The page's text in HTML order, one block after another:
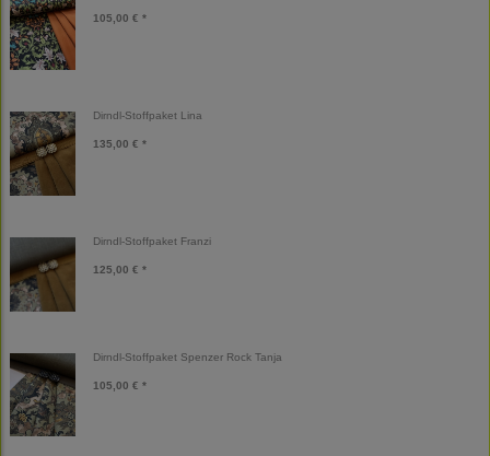
105,00 € *
Dirndl-Stoffpaket Lina
135,00 € *
Dirndl-Stoffpaket Franzi
125,00 € *
Dirndl-Stoffpaket Spenzer Rock Tanja
105,00 € *